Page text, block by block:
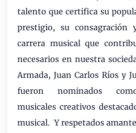
talento que certifica su
prestigio, su
carrera musical que
necesarios en nuestra
Armada, Juan Carlos Ríos y
fueron nominados
musicales creativos
musical. Y respetados